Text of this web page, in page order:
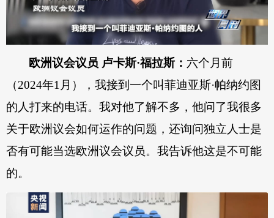
欧洲议会议员 卢卡斯·福拉斯： 六个月前
（2024年1月），我接到一个叫菲迪亚斯·帕纳约图
的人打来的电话。我对他了解不多，他问了我很多
关于欧洲议会如何运作的问题，还询问独立人士是
否有可能当选欧洲议会议员。我告诉他这是不可能
的。